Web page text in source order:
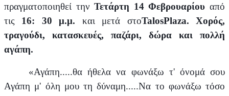
πραγματοποιηθεί τηνΤετάρτη 14 Φεβρουαρίουαπό
τις 16: 30 μ.μ. και μετά στοTalosPlaza. Χορός,
τραγούδι, κατασκευές, παζάρι, δώρα και πολλή
αγάπη.
«Αγάπη.....θα ήθελα να φωνάξω τ' όνομά σου
Αγάπη μ' όλη μου τη δύναμη.....Να το φωνάξω τόσο